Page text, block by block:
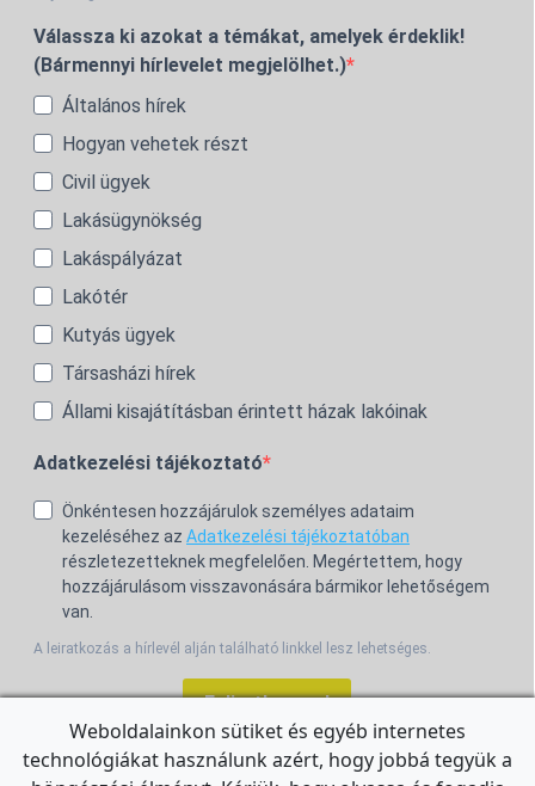
Válassza ki azokat a témákat, amelyek érdeklik!
(Bármennyi hírlevelet megjelölhet.)
Általános hírek
Hogyan vehetek részt
Civil ügyek
Lakásügynökség
Lakáspályázat
Lakótér
Kutyás ügyek
Társasházi hírek
Állami kisajátításban érintett házak lakóinak
Adatkezelési tájékoztató
Önkéntesen hozzájárulok személyes adataim
kezeléséhez az Adatkezelési tájékoztatóban
részletezetteknek megfelelően. Megértettem, hogy
hozzájárulásom visszavonására bármikor lehetőségem
van.
A leiratkozás a hírlevél alján található linkkel lesz lehetséges.
Feliratkozom!
Weboldalainkon sütiket és egyéb internetes
technológiákat használunk azért, hogy jobbá tegyük a